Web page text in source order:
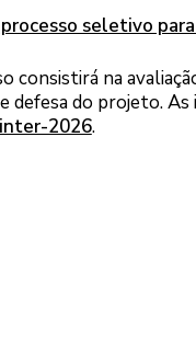
seletivo
consistirá na
defesa do projeto.
2026.